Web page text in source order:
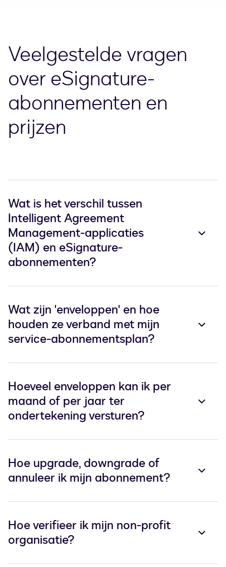
Veelgestelde vragen
over eSignature-
abonnementen en
prijzen
Wat is het verschil tussen
Intelligent Agreement
Management-applicaties
(IAM) en eSignature-
abonnementen?
Wat zijn 'enveloppen' en hoe
houden ze verband met mijn
service-abonnementsplan?
Hoeveel enveloppen kan ik per
maand of per jaar ter
ondertekening versturen?
Hoe upgrade, downgrade of
annuleer ik mijn abonnement?
Hoe verifieer ik mijn non-profit
organisatie?